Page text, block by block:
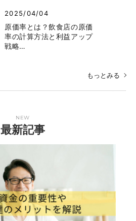
2025/04/04
原価率とは？飲食店の原価
率の計算方法と利益アップ
戦略…
もっとみる
NEW
最新記事